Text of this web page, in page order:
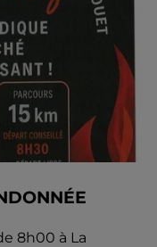
8h00 à La